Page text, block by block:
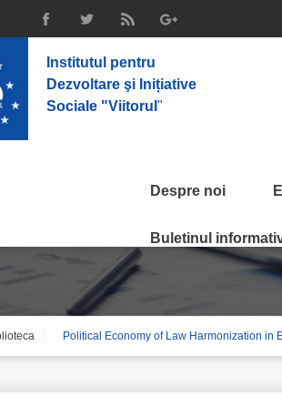
Institutul pentru
Dezvoltare şi Inițiative
Sociale "Viitorul "
Despre noi
Buletinul
Economy of
Political Economy of Law Harmonization in